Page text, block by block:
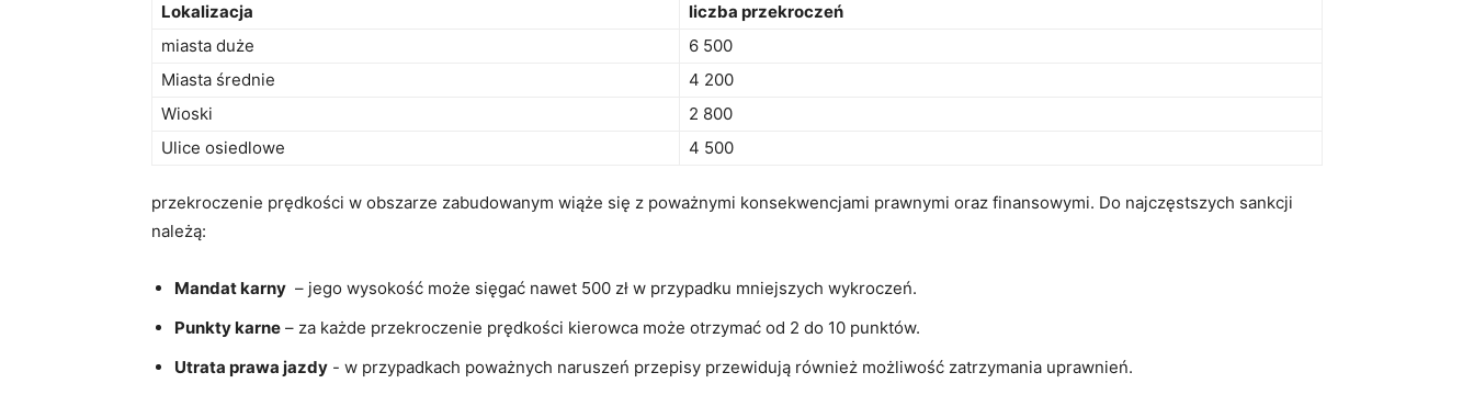
Lokalizacja
liczba⁤ przekroczeń
miasta duże
6 500
Miasta średnie
4‌ 200
Wioski
2 ‍800
Ulice‌ osiedlowe
4 500
przekroczenie prędkości w obszarze zabudowanym wiąże się⁢ z⁤ poważnymi konsekwencjami prawnymi oraz finansowymi. Do najczęstszych sankcji
należą:
Mandat karny ⁢ – jego wysokość⁣ może sięgać nawet 500 zł w​ przypadku mniejszych‌ wykroczeń.
Punkty karne – za każde ⁢przekroczenie prędkości kierowca ⁢może otrzymać od⁣ 2 do‌ 10 punktów.
Utrata prawa jazdy -​ w przypadkach poważnych naruszeń przepisy przewidują również możliwość zatrzymania ⁤uprawnień.